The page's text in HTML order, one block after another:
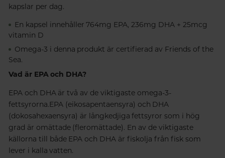
kapslar per dag.
En kapsel innehåller 764mg EPA, 236mg DHA + 25mcg
vitamin D
Omega-3 i denna produkt är certifierad av Friends of the
Sea.
Vad är EPA och DHA?
EPA och DHA är två av de viktigaste omega-3-
fettsyrorna.EPA (eikosapentaensyra) och DHA
(dokosahexaensyra) är långkedjiga fettsyror som i hög
grad är omättade (fleromättade). En av de viktigaste
källorna till både EPA och DHA är fiskolja från fisk som
lever i kalla vatten.